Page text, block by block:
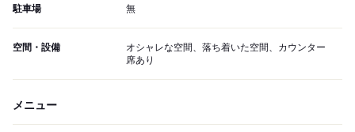
駐車場 無
空間・設備
オシャレな空間、落ち着いた空間、カウンター
席あり
メニュー